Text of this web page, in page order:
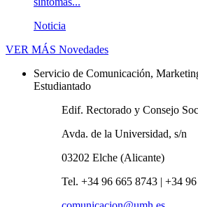
Noticia
VER MÁS Novedades
Servicio de Comunicación,
Estudiantado
Edif. Rectorado y Consejo
Avda. de la Universidad, s/n
03202 Elche (Alicante)
Tel. +34 96 665 8743 | +34